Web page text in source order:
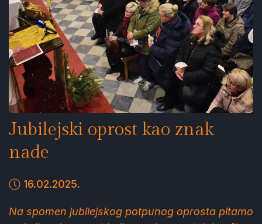
Jubilejski oprost kao znak
nade
16.02.2025.
Na spomen jubilejskog potpunog oprosta pitamo